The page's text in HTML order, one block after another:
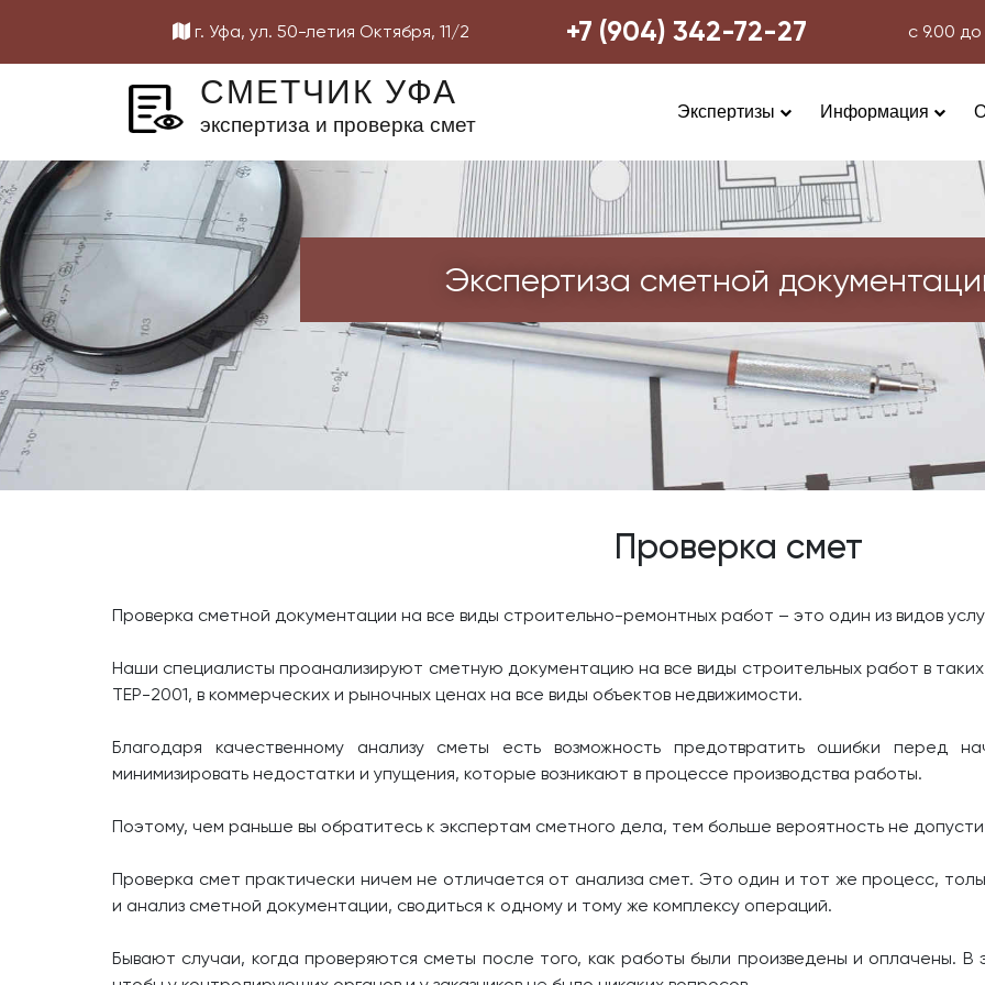
г. Уфа, ул. 50-летия Октября, 11/2 +7 (904) 342-72-27 с 9.00
СМЕТЧИК УФА
экспертиза и проверка смет
Экспертизы Информация
документации
Проверка достоверности
стоимости
Проверка смет
Проверка сметной документации на все виды строительно-ремонтных работ – это один из видов
Наши специалисты проанализируют сметную документацию на все виды строительных работ в
ТЕР-2001, в коммерческих и рыночных ценах на все виды объектов недвижимости.
Благодаря качественному анализу сметы есть возможность предотвратить ошибки перед
минимизировать недостатки и упущения, которые возникают в процессе производства работы.
Поэтому, чем раньше вы обратитесь к экспертам сметного дела, тем больше вероятность не
Проверка смет практически ничем не отличается от анализа смет. Это один и тот же процесс,
и анализ сметной документации, сводиться к одному и тому же комплексу операций.
Бывают случаи, когда проверяются сметы после того, как работы были произведены и оплачены. В